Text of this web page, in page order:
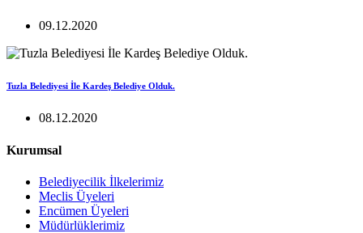
09.12.2020
Tuzla Belediyesi İle Kardeş Belediye Olduk.
08.12.2020
Kurumsal
Belediyecilik İlkelerimiz
Meclis Üyeleri
Encümen Üyeleri
Müdürlüklerimiz